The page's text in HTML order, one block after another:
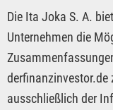
Die Ita Joka S. A.
Unternehmen die
derfinanzinvestor.de
ausschließlich der